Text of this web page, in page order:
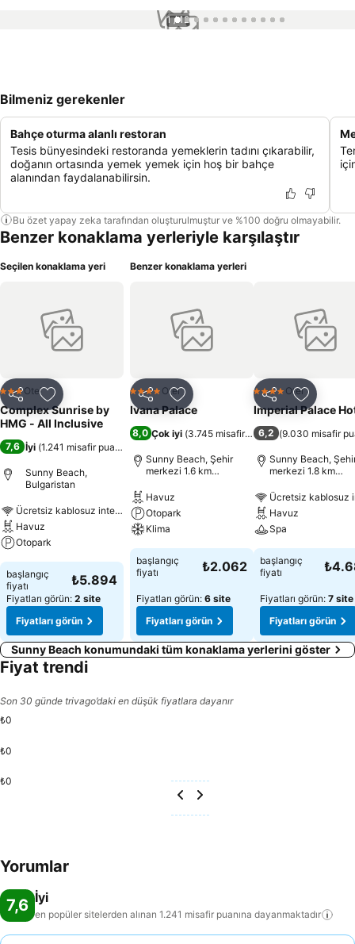
1 / 12
Bilmeniz gerekenler
Bahçe oturma alanlı restoran
Tesis bünyesindeki restoranda yemeklerin tadını çıkarabilir,
doğanın ortasında yemek yemek için hoş bir bahçe
alanından faydalanabilirsin.
Bu özet yapay zeka tarafından oluşturulmuştur ve %100 doğru olmayabilir.
Benzer konaklama yerleriyle karşılaştır
Seçilen konaklama yeri
Paylaş Favorilerime ekle
3 YıldızOtel
Complex Sunrise by
HMG - All Inclusive
7,6 İyi (1.241 misafir puanı
Sunny Beach,
Bulgaristan
Ücretsiz kablosuz internet
Havuz
Otopark
başlangıç
fiyatı
₺5.894
Fiyatları görün: 2 site
Fiyatları görün
Benzer konaklama yerleri
Paylaş Favorilerime ekle
4 Yıldız Otel
Ivana Palace
8,0 Çok iyi (3.745 misafir puanı)
Sunny Beach, Şehir
merkezi 1.6 km
Havuz
Otopark
Klima
başlangıç
fiyatı
₺2.062
Fiyatları görün: 6 site
Fiyatları görün
Paylaş
4 Yıldız Otel
Imperial Palace
6,2 (9.030 misafir
Sunny Beach,
merkezi 1.8 km
Ücretsiz kablosuz
Havuz
Spa
başlangıç
fiyatı
Fiyatları görün: 7 site
Fiyatları görün
Sunny Beach konumundaki tüm konaklama yerlerini göster
Fiyat trendi
Son 30 günde trivago’daki en düşük fiyatlara dayanır
₺0
₺0
₺0
Yorumlar
7,6 İyi
en popüler sitelerden alınan 1.241 misafir puanına dayanmaktadır